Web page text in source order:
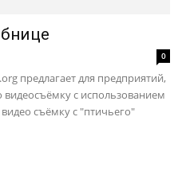
0
предлагает для предприятий,
с использованием
съёмку с "птичьего"